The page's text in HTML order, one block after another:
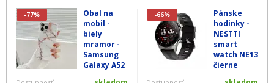
-77%
Obal na
mobil -
biely
mramor -
Samsung
Galaxy A52
-66%
Pánske
hodinky -
NESTTI
smart
watch NE13
čierne